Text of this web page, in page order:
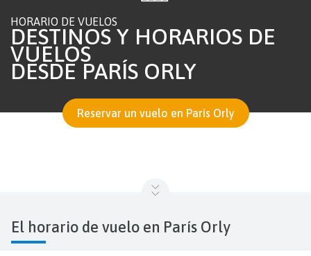
HORARIO DE VUELOS
DESTINOS Y HORARIOS DE
VUELOS
DESDE PARÍS ORLY
Reservar un vuelo en París Orly
El horario de vuelo en París Orly